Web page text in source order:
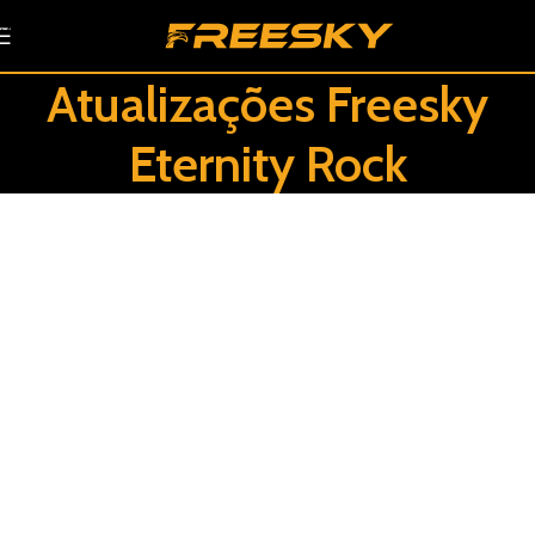
Skip to navigation
Skip to main content
Atualizações Freesky
Eternity Rock